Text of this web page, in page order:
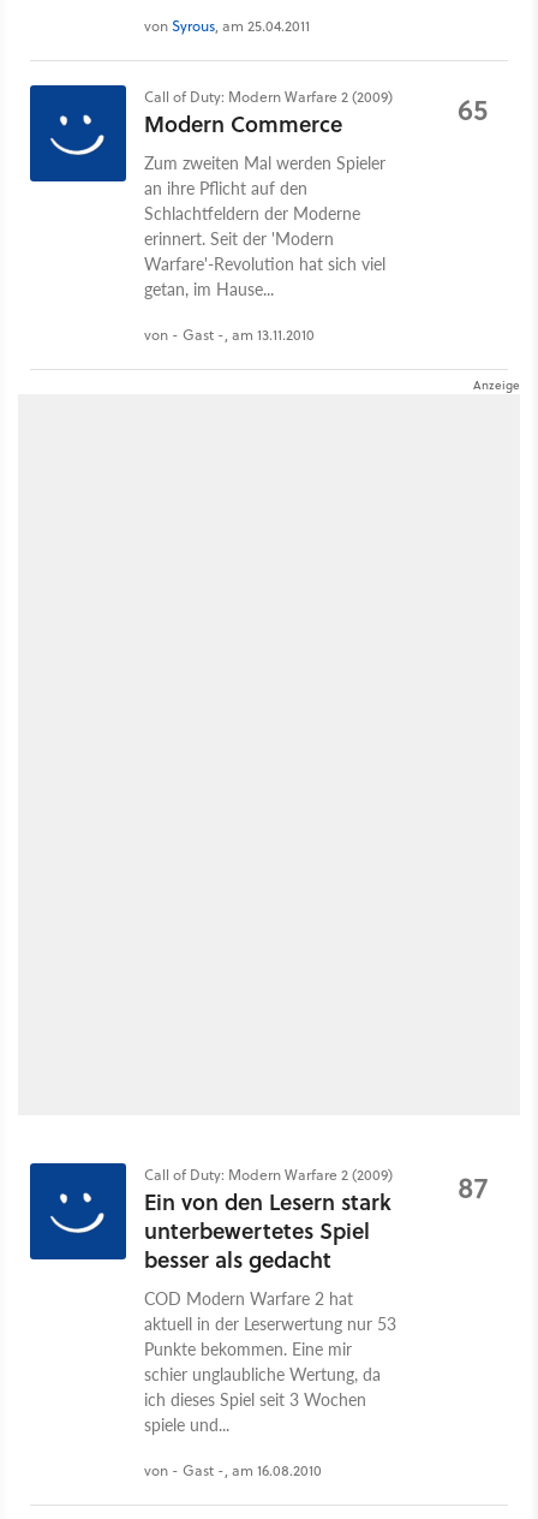
vonSyrous, am 25.04.2011
Call of Duty: Modern Warfare 2 (2009)
Modern Commerce
Zum zweiten Mal werden Spieler
an ihre Pflicht auf den
Schlachtfeldern der Moderne
erinnert. Seit der 'Modern
Warfare'-Revolution hat sich viel
getan, im Hause...
von - Gast -, am 13.11.2010
65
Call of Duty: Modern Warfare 2 (2009)
Ein von den Lesern stark
unterbewertetes Spiel
besser als gedacht
COD Modern Warfare 2 hat
aktuell in der Leserwertung nur 53
Punkte bekommen. Eine mir
schier unglaubliche Wertung, da
ich dieses Spiel seit 3 Wochen
spiele und...
von - Gast -, am 16.08.2010
87